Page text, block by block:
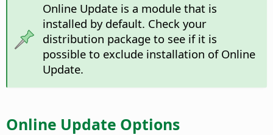
Online Update is a module that is
installed by default. Check your
distribution package to see if it is
possible to exclude installation of Online
Update.
Online Update Options